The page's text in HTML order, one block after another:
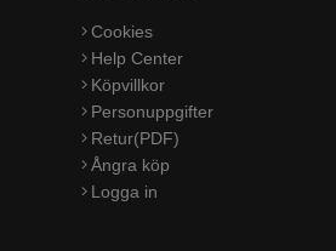
Cookies
Help Center
Köpvillkor
Personuppgifter
Retur(PDF)
Ångra köp
Logga in